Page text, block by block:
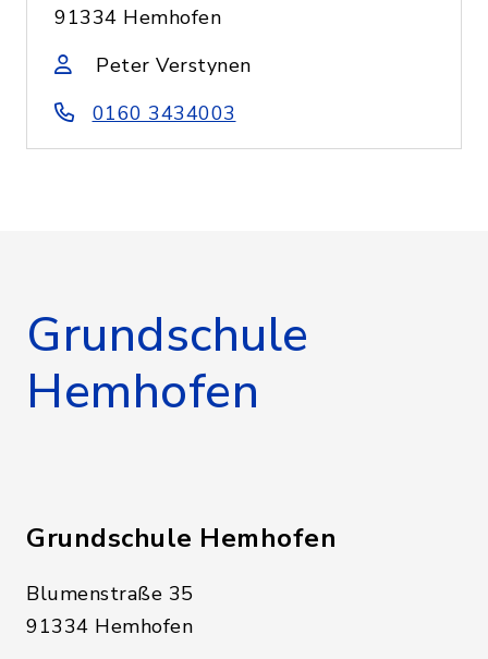
91334 Hemhofen
Peter Verstynen
0160 3434003
Grundschule
Hemhofen
Grundschule Hemhofen
Blumenstraße 35
91334 Hemhofen